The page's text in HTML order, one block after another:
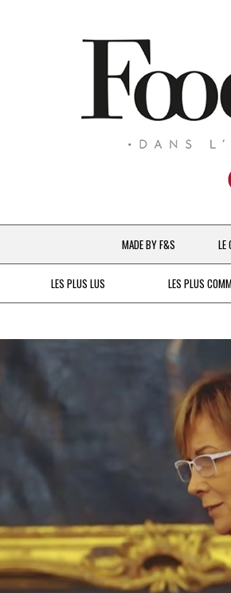
MADE BY F&S
CHEFS & ACTUALITÉS
À LA PETITE CUILLÈRE
DESTIN DE FEMME
V…DE VOYAGE
LE
LES PLUS LUS LES PLUS